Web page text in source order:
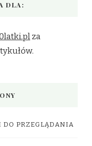
DLA:
za
PRZEGLĄDANIA